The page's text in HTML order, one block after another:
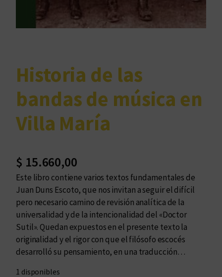
Historia de las
bandas de música en
Villa María
$ 15.660,00
Este libro contiene varios textos fundamentales de
Juan Duns Escoto, que nos invitan a seguir el difícil
pero necesario camino de revisión analítica de la
universalidad y de la intencionalidad del «Doctor
Sutil». Quedan expuestos en el presente texto la
originalidad y el rigor con que el filósofo escocés
desarrolló su pensamiento, en una traducción…
1 disponibles